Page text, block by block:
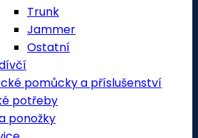
Trunk
Jammer
Ostatní
pomůcky a příslušenství
potřeby
ponožky